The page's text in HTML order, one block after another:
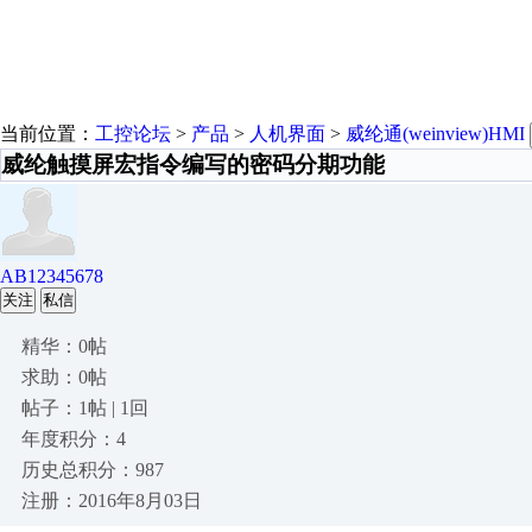
当前位置： 工控论坛 > 产品 > 人机界面 > 威纶通(weinview)HMI
威纶触摸屏宏指令编写的密码分期功能
AB12345678
关注 私信
精华：0帖
求助：0帖
帖子：1帖 | 1回
年度积分：4
历史总积分：987
注册：2016年8月03日